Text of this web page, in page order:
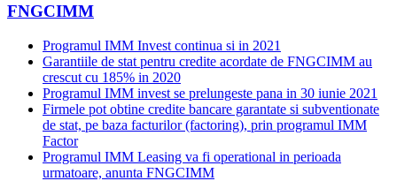
FNGCIMM
Programul IMM Invest continua si in 2021
Garantiile de stat pentru credite acordate de FNGCIMM au
crescut cu 185% in 2020
Programul IMM invest se prelungeste pana in 30 iunie 2021
Firmele pot obtine credite bancare garantate si subventionate
de stat, pe baza facturilor (factoring), prin programul IMM
Factor
Programul IMM Leasing va fi operational in perioada
urmatoare, anunta FNGCIMM